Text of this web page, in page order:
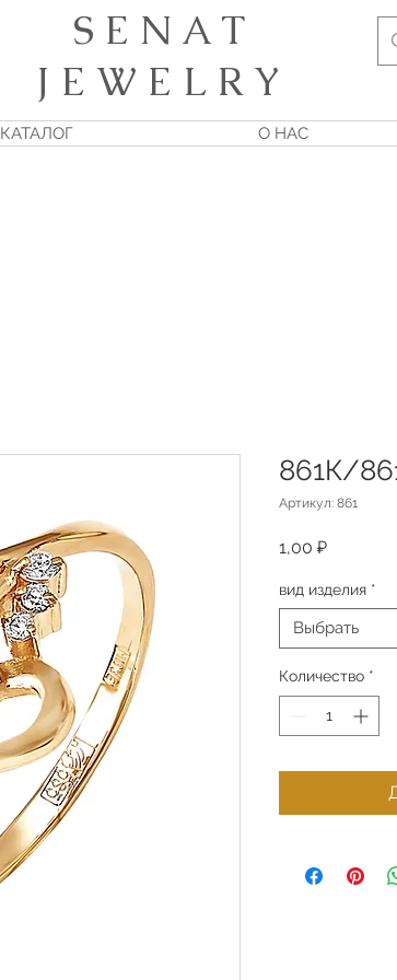
S E N A T
J E W E L R Y
КАТАЛОГ О НАС
861К/
Артикул: 861
1,00 ₽Цена
вид изделия *
Выбрать
Количество *